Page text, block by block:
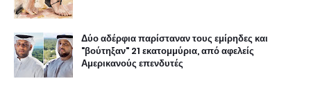
Δύο αδέρφια παρίσταναν τους εμίρηδες και
"βούτηξαν" 21 εκατομμύρια, από αφελείς
Αμερικανούς επενδυτές